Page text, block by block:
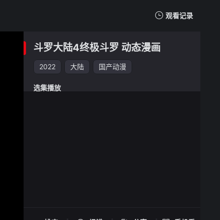
观看记录
我的观影记录
斗罗大陆4终极斗罗 动态漫画
2022 大陆 国产动漫
选集播放